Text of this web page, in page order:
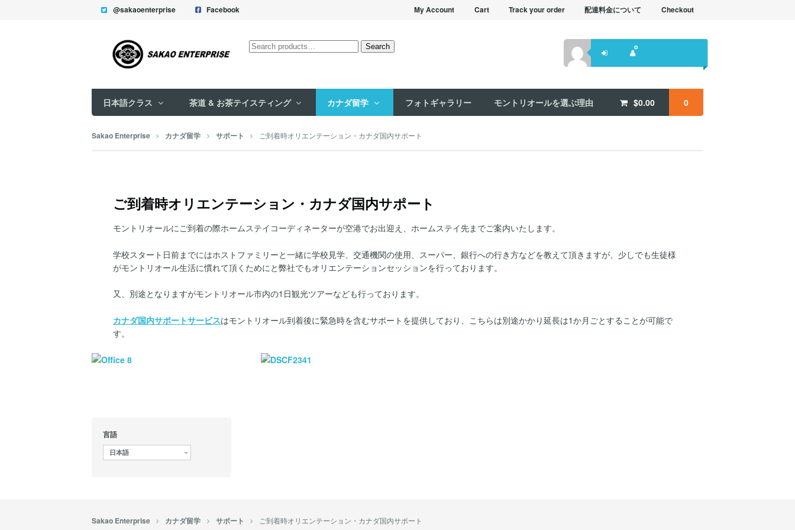
@sakaoenterprise Facebook My Account Cart Track your order 配達料金について Checkout
Search
Search
$0.00 0
日本語クラス 茶道 & お茶テイスティング カナダ留学 フォトギャラリー モントリオールを選ぶ理由
Sakao Enterprise カナダ留学 サポート ご到着時オリエンテーション・カナダ国内サポート
ご到着時オリエンテーション・カナダ国内サポート
モントリオールにご到着の際ホームステイコーディネーターが空港でお出迎え、ホームステイ先までご案内いたします。
学校スタート日前までにはホストファミリーと一緒に学校見学、交通機関の使用、スーパー、銀行への行き方などを教えて頂きますが、少しでも生徒様
がモントリオール生活に慣れて頂くためにと弊社でもオリエンテーションセッションを行っております。
又、別途となりますがモントリオール市内の1日観光ツアーなども行っております。
カナダ国内サポートサービスはモントリオール到着後に緊急時を含むサポートを提供しており、こちらは別途かかり延長は1か月ごとすることが可能で
す。
言語
日本語
Sakao Enterprise カナダ留学 サポート ご到着時オリエンテーション・カナダ国内サポート